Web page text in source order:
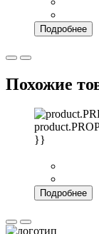
Подробнее
Похожие
}}
Подробнее